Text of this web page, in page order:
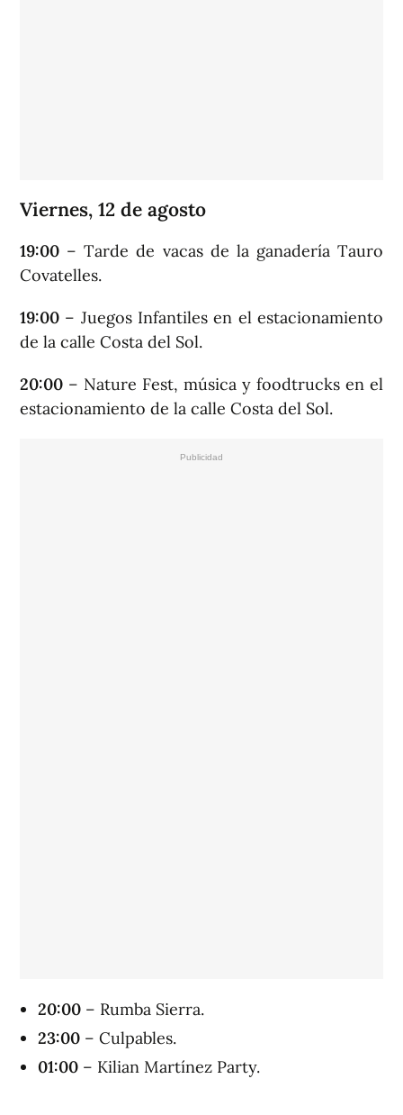
Viernes, 12 de agosto
19:00 – Tarde de vacas de la ganadería Tauro
Covatelles.
19:00 – Juegos Infantiles en el estacionamiento
de la calle Costa del Sol.
20:00 – Nature Fest, música y foodtrucks en el
estacionamiento de la calle Costa del Sol.
20:00 – Rumba Sierra.
23:00 – Culpables.
01:00 – Kilian Martínez Party.